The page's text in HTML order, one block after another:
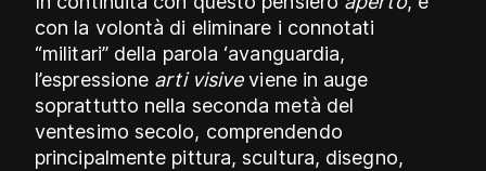
con la volontà di eliminare i connotati
“militari” della parola ‘avanguardia,
l’espressione arti visiveviene in auge
soprattutto nella seconda metà del
ventesimo secolo, comprendendo
principalmente pittura, scultura, disegno,